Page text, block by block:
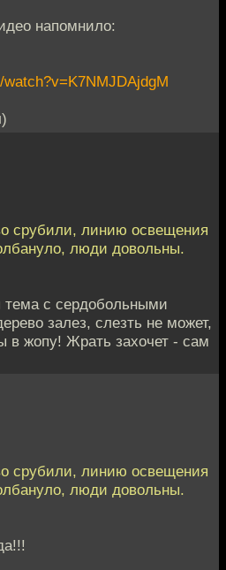
напомнило:
срубили, линию освещения
люди довольны.
тема с сердобольными
залез, слезть не может,
в жопу! Жрать захочет - сам
срубили, линию освещения
люди довольны.